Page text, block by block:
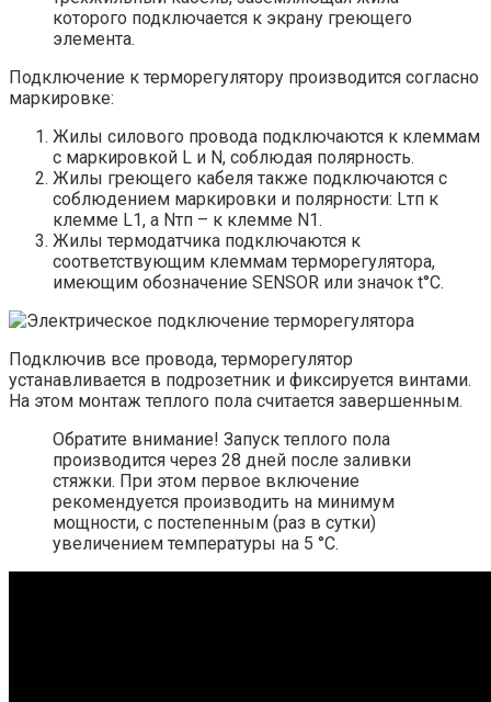
которого подключается к экрану греющего
элемента.
Подключение к терморегулятору производится согласно
маркировке:
Жилы силового провода подключаются к клеммам
с маркировкой L и N, соблюдая полярность.
Жилы греющего кабеля также подключаются с
соблюдением маркировки и полярности: Lтп к
клемме L1, а Nтп – к клемме N1.
Жилы термодатчика подключаются к
соответствующим клеммам терморегулятора,
имеющим обозначение SENSOR или значок t°C.
Подключив все провода, терморегулятор
устанавливается в подрозетник и фиксируется винтами.
На этом монтаж теплого пола считается завершенным.
Обратите внимание! Запуск теплого пола
производится через 28 дней после заливки
стяжки. При этом первое включение
рекомендуется производить на минимум
мощности, с постепенным (раз в сутки)
увеличением температуры на 5 °C.